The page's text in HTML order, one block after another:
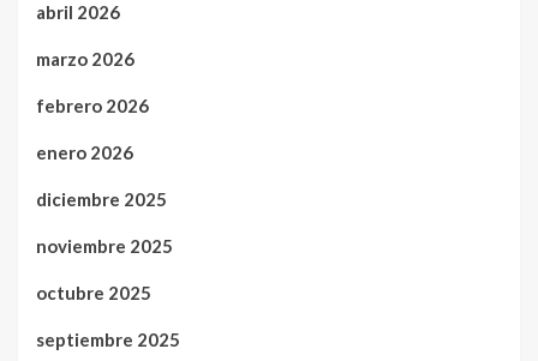
abril 2026
marzo 2026
febrero 2026
enero 2026
diciembre 2025
noviembre 2025
octubre 2025
septiembre 2025